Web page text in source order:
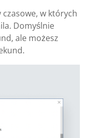
czasowe, w których
Domyślnie
ale możesz